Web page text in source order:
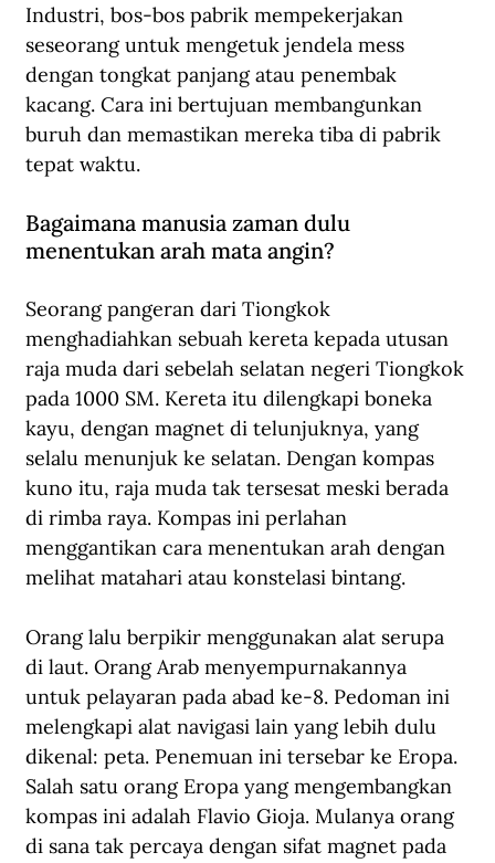
Industri, bos-bos pabrik mempekerjakan
seseorang untuk mengetuk jendela mess
dengan tongkat panjang atau penembak
kacang. Cara ini bertujuan membangunkan
buruh dan memastikan mereka tiba di pabrik
tepat waktu.
Bagaimana manusia zaman dulu
menentukan arah mata angin?
Seorang pangeran dari Tiongkok
menghadiahkan sebuah kereta kepada utusan
raja muda dari sebelah selatan negeri Tiongkok
pada 1000 SM. Kereta itu dilengkapi boneka
kayu, dengan magnet di telunjuknya, yang
selalu menunjuk ke selatan. Dengan kompas
kuno itu, raja muda tak tersesat meski berada
di rimba raya. Kompas ini perlahan
menggantikan cara menentukan arah dengan
melihat matahari atau konstelasi bintang.
Orang lalu berpikir menggunakan alat serupa
di laut. Orang Arab menyempurnakannya
untuk pelayaran pada abad ke-8. Pedoman ini
melengkapi alat navigasi lain yang lebih dulu
dikenal: peta. Penemuan ini tersebar ke Eropa.
Salah satu orang Eropa yang mengembangkan
kompas ini adalah Flavio Gioja. Mulanya orang
di sana tak percaya dengan sifat magnet pada